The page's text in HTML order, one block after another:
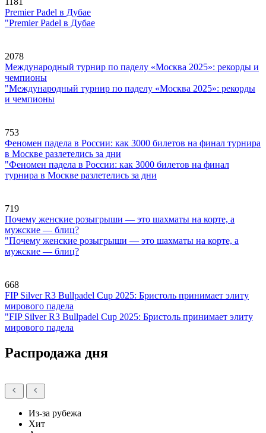
Premier Padel в Дубае
"Premier Padel в Дубае
2078
Международный турнир по паделу «Москва 2025»: рекорды и
чемпионы
"Международный турнир по паделу «Москва 2025»: рекорды
и чемпионы
753
Феномен падела в России: как 3000 билетов на финал турнира
в Москве разлетелись за дни
"Феномен падела в России: как 3000 билетов на финал
турнира в Москве разлетелись за дни
719
Почему женские розыгрыши — это шахматы на корте, а
мужские — блиц?
"Почему женские розыгрыши — это шахматы на корте, а
мужские — блиц?
668
FIP Silver R3 Bullpadel Cup 2025: Бристоль принимает элиту
мирового падела
"FIP Silver R3 Bullpadel Cup 2025: Бристоль принимает элиту
мирового падела
Распродажа дня
Из-за рубежа
Хит